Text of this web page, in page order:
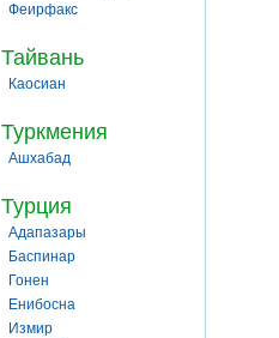
Феирфакс
Тайвань
Каосиан
Туркмения
Ашхабад
Турция
Адапазары
Баспинар
Гонен
Енибосна
Измир